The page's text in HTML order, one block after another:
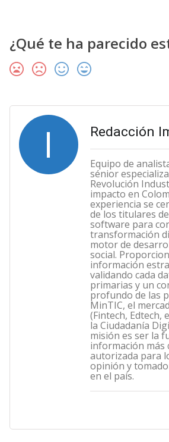
¿Qué te ha parecido
I Redacción
Equipo de
sénior
Revolución
impacto en
experiencia se
de los titulares
software para
transformación
motor de
social.
información
validando cada
primarias y un
profundo de las
MinTIC, el
(Fintech, Edtech,
la Ciudadanía
misión es ser la
información más
autorizada para
opinión y
en el país.